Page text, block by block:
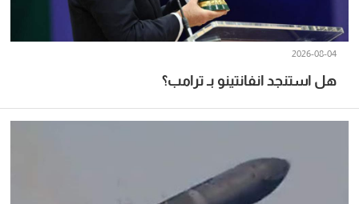
هل استنجد انفانتينو بـ ترامب؟
2026-08-04